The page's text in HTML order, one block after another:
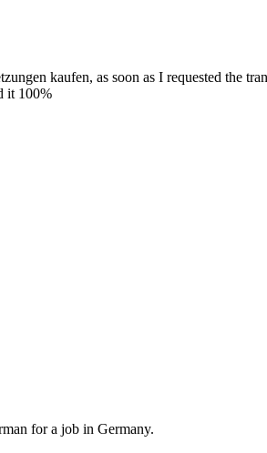
kaufen, as soon as I requested the
it 100%
for a job in Germany.